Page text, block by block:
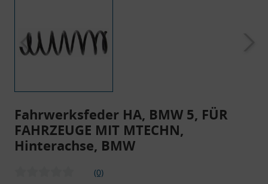
Fahrwerksfeder HA, BMW 5, FÜR
FAHRZEUGE MIT MTECHN,
Hinterachse, BMW
(0)